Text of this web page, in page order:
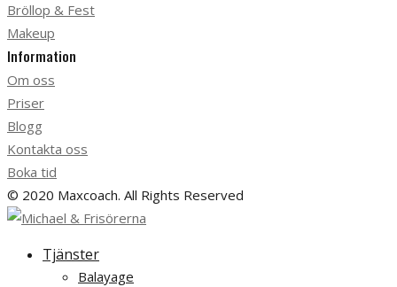
Bröllop & Fest
Makeup
Information
Om oss
Priser
Blogg
Kontakta oss
Boka tid
© 2020 Maxcoach. All Rights Reserved
Tjänster
Balayage